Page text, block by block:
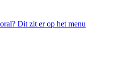
Dit zit er op het menu